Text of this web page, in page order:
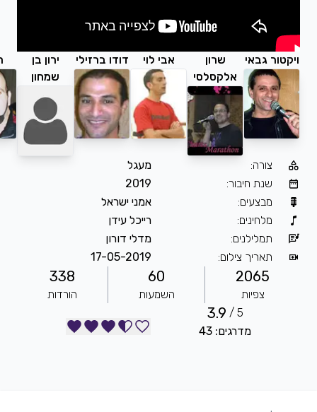
אבי לוי דודו ברזילי
ירון בן
שמחון
רפי זיו שגיא עזרן
2019
אמני ישראל
רייכל עידן
מדלי דורון
17-05-2019
60
השמעות
338
הורדות